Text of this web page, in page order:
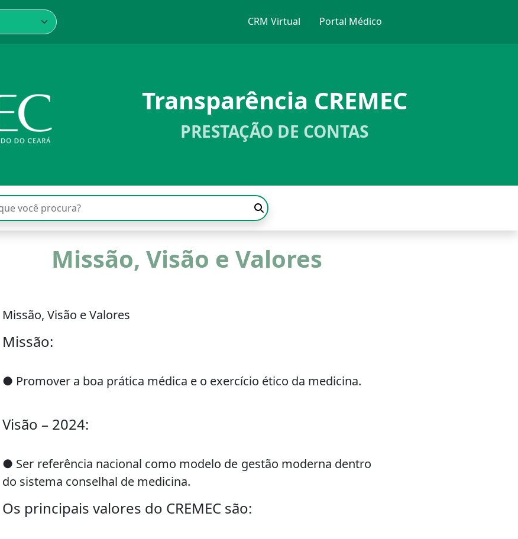
CRM Virtual Portal Médico
Transparência CREMEC
PRESTAÇÃO DE CONTAS
Missão, Visão e Valores
Missão, Visão e Valores
Missão:
● Promover a boa prática médica e o exercício ético da medicina.
Visão – 2024:
● Ser referência nacional como modelo de gestão moderna dentro
do sistema conselhal de medicina.
Os principais valores do CREMEC são: